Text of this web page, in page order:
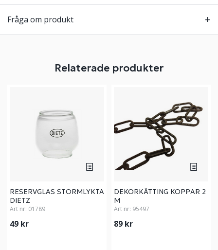
Fråga om produkt
Relaterade produkter
RESERVGLAS STORMLYKTA
DIETZ
Art nr: 01789
49 kr
DEKORKÄTTING KOPPAR 2
M
Art nr: 95497
89 kr